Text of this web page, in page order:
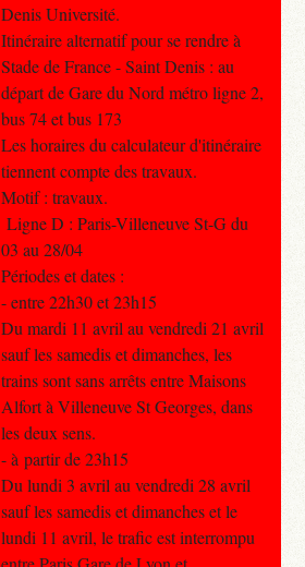
Denis Université.
Itinéraire alternatif pour se rendre à
Stade de France - Saint Denis : au
départ de Gare du Nord métro ligne 2,
bus 74 et bus 173
Les horaires du calculateur d'itinéraire
tiennent compte des travaux.
Motif : travaux.
Ligne D : Paris-Villeneuve St-G du
03 au 28/04
Périodes et dates :
- entre 22h30 et 23h15
Du mardi 11 avril au vendredi 21 avril
sauf les samedis et dimanches, les
trains sont sans arrêts entre Maisons
Alfort à Villeneuve St Georges, dans
les deux sens.
- à partir de 23h15
Du lundi 3 avril au vendredi 28 avril
sauf les samedis et dimanches et le
lundi 11 avril, le trafic est interrompu